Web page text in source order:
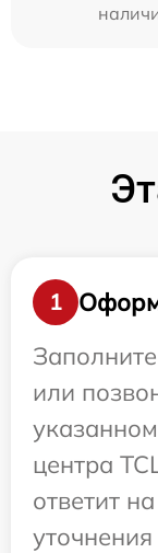
1
или
центра
ответит